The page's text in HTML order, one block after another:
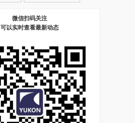
微信扫码关注
可以实时查看最新动态